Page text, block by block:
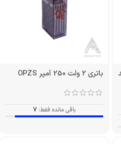
باتری 2 ولت 250 آمپر OPZS
باقی مانده فقط: 7